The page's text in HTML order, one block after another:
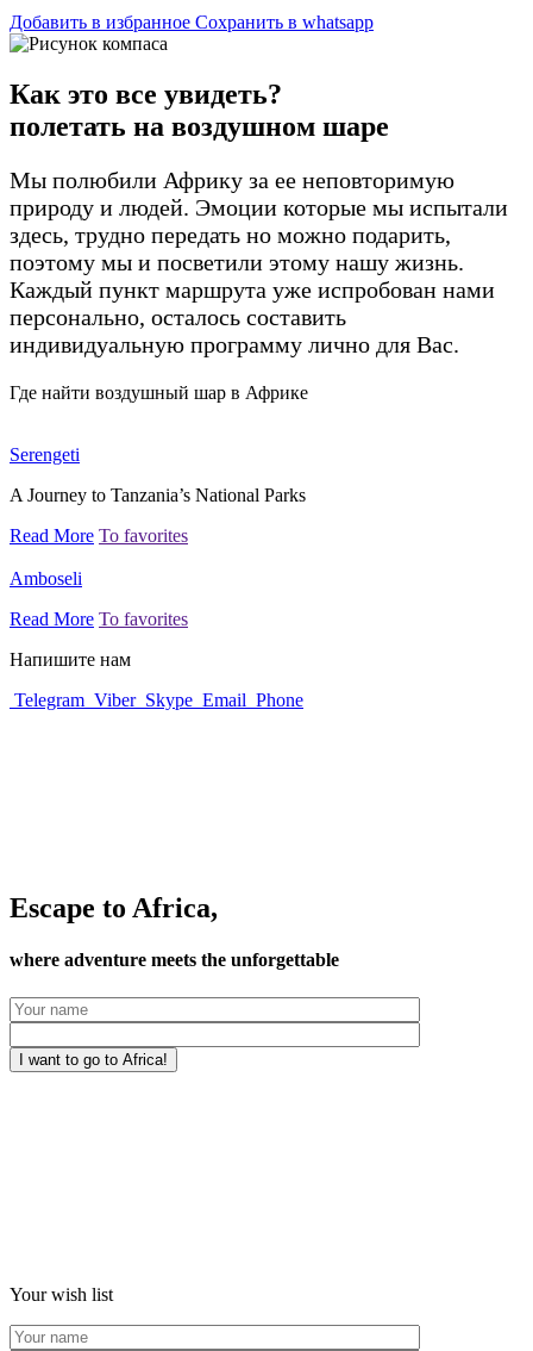
Добавить в избранное Сохранить в whatsapp
Как это все увидеть?
полетать на воздушном шаре
Мы полюбили Африку за ее неповторимую
природу и людей. Эмоции которые мы испытали
здесь, трудно передать но можно подарить,
поэтому мы и посветили этому нашу жизнь.
Каждый пункт маршрута уже испробован нами
персонально, осталось составить
индивидуальную программу лично для Вас.
Где найти воздушный шар в Африке
Serengeti
A Journey to Tanzania’s National Parks
Read More To favorites
Amboseli
Read More To favorites
Напишите нам
Telegram Viber Skype Email Phone
Escape to Africa,
where adventure meets the unforgettable
Your wish list